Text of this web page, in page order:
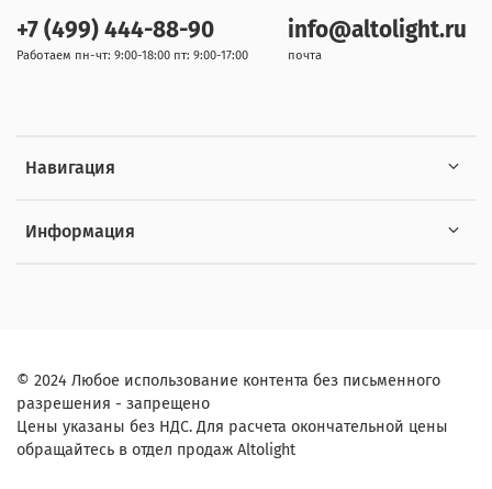
Навигация
Информация
+7 (499) 444-88-90
Работаем пн-чт: 9:00-18:00 пт: 9:00-17:00
info@altolight.ru
почта
© 2024 Любое использование контента без письменного
разрешения - запрещено
Цены указаны без НДС. Для расчета окончательной цены
обращайтесь в отдел продаж Altolight